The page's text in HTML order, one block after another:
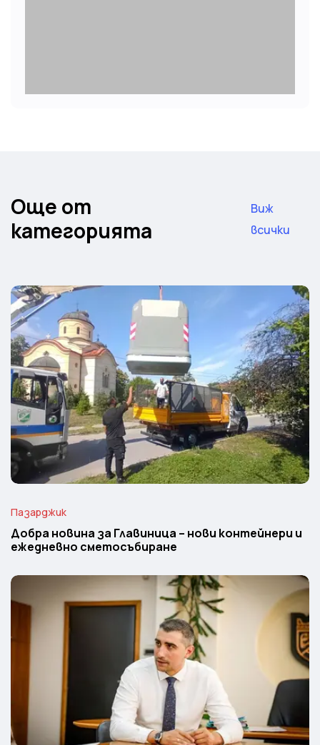
Още от
категорията
Виж
всички
Пазарджик
Добра новина за Главиница – нови контейнери и
ежедневно сметосъбиране